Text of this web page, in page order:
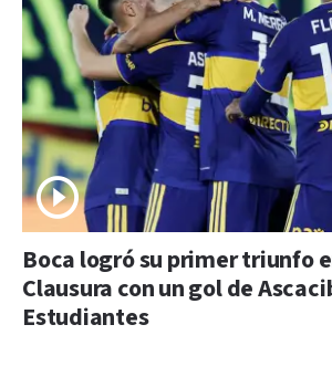
Boca logró su primer triunfo
Clausura con un gol de
Estudiantes